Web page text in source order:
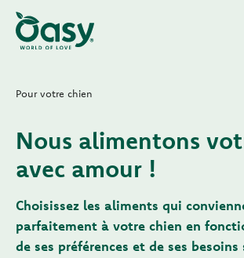
Pour votre chien
Nous alimentons
avec amour !
Choisissez les aliments qui
parfaitement à votre chien en
de ses préférences et de ses besoins